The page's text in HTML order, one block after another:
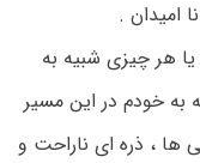
امیدان .
ارشد ۹۵ قبول نشم یا هر چیزی شبیه به
به خودم در این مسیر
ها ، ذره ای ناراحت و